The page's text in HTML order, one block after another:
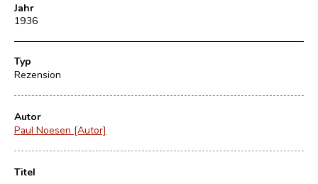
Jahr
1936
Typ
Rezension
Autor
Paul Noesen [Autor]
Titel